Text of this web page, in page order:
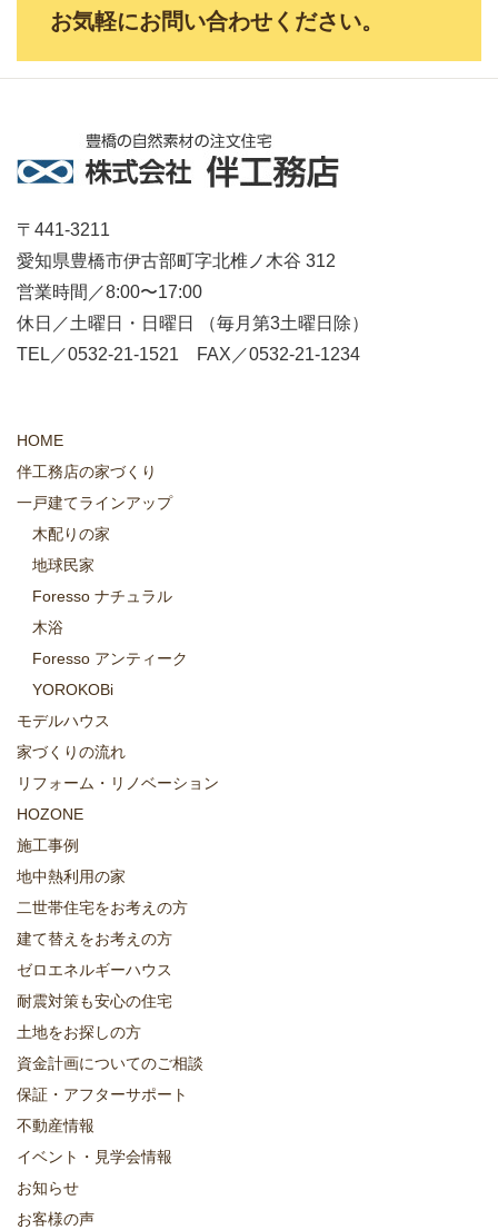
お気軽にお問い合わせください。
〒441-3211
愛知県豊橋市伊古部町字北椎ノ木谷 312
営業時間／8:00〜17:00
休日／土曜日・日曜日 （毎月第3土曜日除）
TEL／0532-21-1521 FAX／0532-21-1234
HOME
伴工務店の家づくり
一戸建てラインアップ
木配りの家
地球民家
Foresso ナチュラル
木浴
Foresso アンティーク
YOROKOBi
モデルハウス
家づくりの流れ
リフォーム・リノベーション
HOZONE
施工事例
地中熱利用の家
二世帯住宅をお考えの方
建て替えをお考えの方
ゼロエネルギーハウス
耐震対策も安心の住宅
土地をお探しの方
資金計画についてのご相談
保証・アフターサポート
不動産情報
イベント・見学会情報
お知らせ
お客様の声